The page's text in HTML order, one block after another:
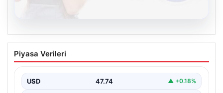
Kelebek chat adresi İle Dijital İletişimin
Seviyeli Adresi Ve Muhabbet Deneyimi
kurması ciddi bir hassasiyet barındırmaktadır. Halen
çeşitli…
Piyasa Verileri
USD 47.74 ▲ +0.18%